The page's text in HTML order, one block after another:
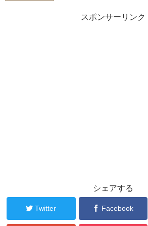
スポンサーリンク
シェアする
Twitter Facebook